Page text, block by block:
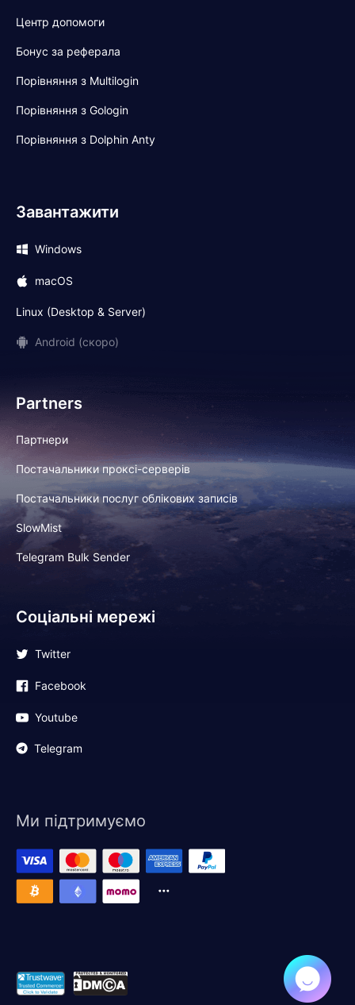
Центр допомоги
Бонус за реферала
Порівняння з Multilogin
Порівняння з Gologin
Порівняння з Dolphin Anty
Завантажити
Windows
macOS
Linux (Desktop & Server)
Android (скоро)
Partners
Партнери
Постачальники проксі-серверів
Постачальники послуг облікових записів
SlowMist
Telegram Bulk Sender
Соціальні мережі
Twitter
Facebook
Youtube
Telegram
Ми підтримуємо